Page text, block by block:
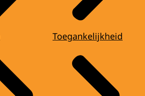
Toegankelijkheid